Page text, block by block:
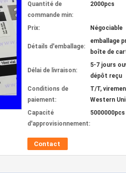
Quantité de
commande min:
2000pcs
Prix: Négociable
Détails d'emballage:
emballage
boîte de
Délai de livraison:
5-7 jours
dépôt reçu
Conditions de
paiement:
T/T,
Western
Capacité
d'approvisionnement:
Contact